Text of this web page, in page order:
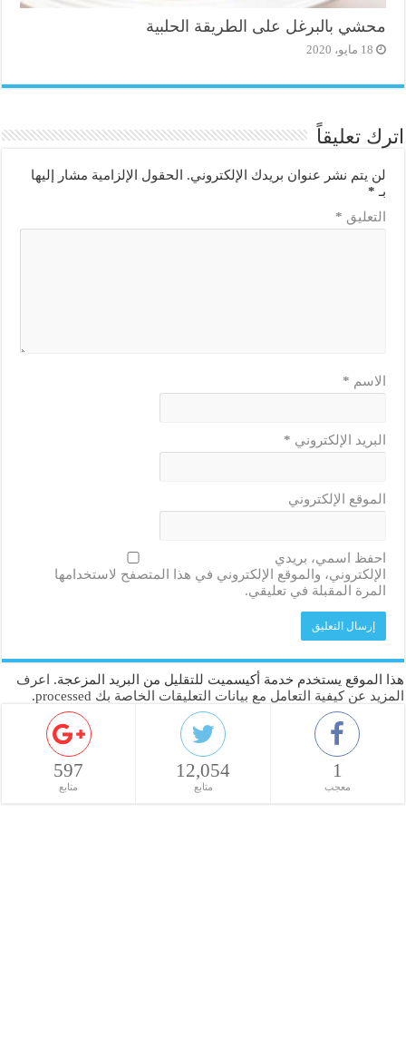
محشي بالبرغل على الطريقة الحلبية
18 مايو، 2020
اترك تعليقاً
لن يتم نشر عنوان بريدك الإلكتروني.
الحقول الإلزامية مشار إليها
بـ *
التعليق *
الاسم *
البريد الإلكتروني *
الموقع الإلكتروني
احفظ اسمي، بريدي
الإلكتروني، والموقع الإلكتروني في هذا المتصفح لاستخدامها
المرة المقبلة في تعليقي.
هذا الموقع يستخدم خدمة أكيسميت للتقليل من البريد المزعجة.
اعرف
المزيد عن كيفية التعامل مع بيانات التعليقات الخاصة بك processed
.
1
معجب
12,054
متابع
597
متابع